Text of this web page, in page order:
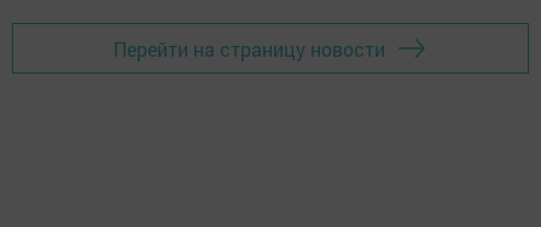
Перейти на страницу новости